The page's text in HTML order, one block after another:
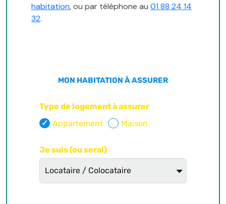
habitation, ou par téléphone au 01 88 24 14
32.